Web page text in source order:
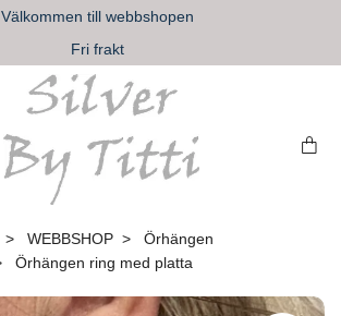
Välkommen till webbshopen
Fri frakt
WEBBSHOP
Örhängen
Örhängen ring med platta